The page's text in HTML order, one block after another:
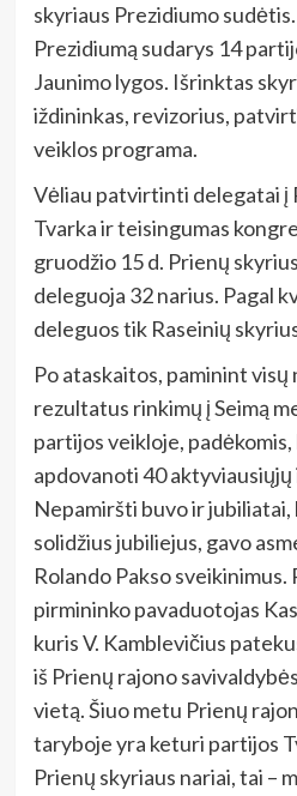
skyriaus Prezidiumo
Prezidiumą sudarys 14
Jaunimo lygos. Išrinktas
iždininkas, revizorius,
veiklos programa.
Vėliau patvirtinti delegatai į
Tvarka ir teisingumas
gruodžio 15 d. Prienų
deleguoja 32 narius. Pagal
deleguos tik Raseinių
Po ataskaitos, paminint
rezultatus rinkimų į Seimą
partijos veikloje,
apdovanoti 40
Nepamiršti buvo ir
solidžius jubiliejus, gavo
Rolando Pakso
pirmininko pavaduotojas
kuris V. Kamblevičius
iš Prienų rajono
vietą. Šiuo metu Prienų
taryboje yra keturi partijos
Prienų skyriaus nariai, tai –